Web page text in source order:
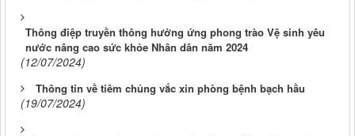
Thông điệp truyền thông hưởng ứng phong trào Vệ sinh yêu
nước nâng cao sức khỏe Nhân dân năm 2024
(12/07/2024)
Thông tin về tiêm chủng vắc xin phòng bệnh bạch hầu
(19/07/2024)